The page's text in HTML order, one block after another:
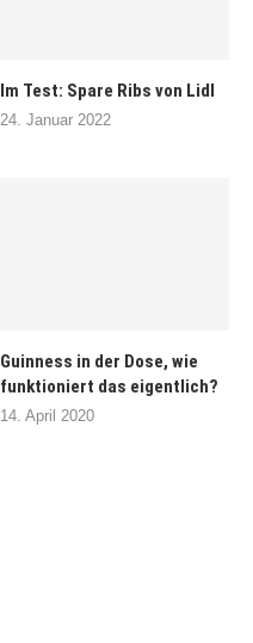
Im Test: Spare Ribs von Lidl
24. Januar 2022
Guinness in der Dose, wie
funktioniert das eigentlich?
14. April 2020